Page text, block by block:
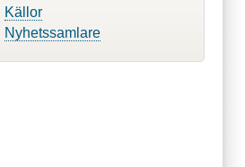
Källor
Nyhetssamlare